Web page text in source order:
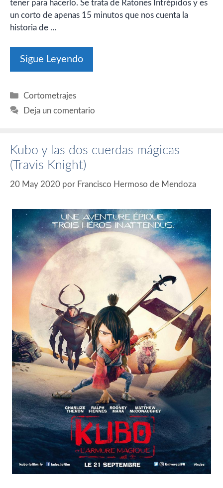
tener para hacerlo. Se trata de Ratones Intrépidos y es
un corto de apenas 15 minutos que nos cuenta la
historia de …
Sigue Leyendo
Categorías
Cortometrajes
Deja un comentario
Kubo y las dos cuerdas mágicas
(Travis Knight)
20 May 2020 por Francisco Hermoso de Mendoza